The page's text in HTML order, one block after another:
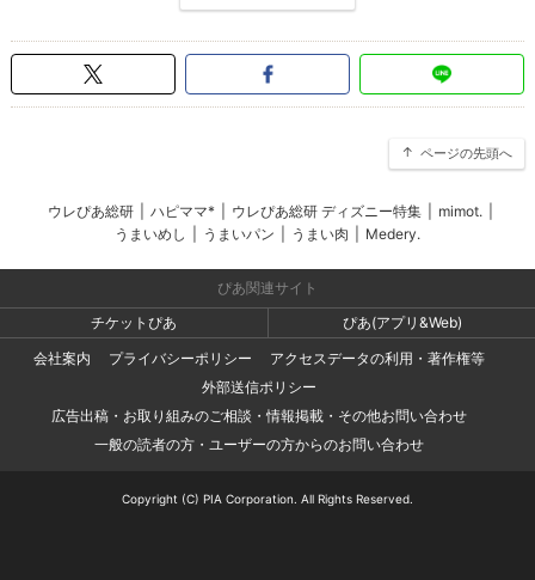
ページの先頭へ
ウレぴあ総研 ハピママ* ウレぴあ総研 ディズニー特集 mimot.
うまいめし
うまいパン うまい肉 Medery.
ぴあ関連サイト
チケットぴあ
ぴあ(アプリ&Web)
会社案内
プライバシーポリシー
アクセスデータの利用・著作権等
外部送信ポリシー
広告出稿・お取り組みのご相談・情報掲載・その他お問い合わせ
一般の読者の方・ユーザーの方からのお問い合わせ
Copyright (C) PIA Corporation. All Rights Reserved.